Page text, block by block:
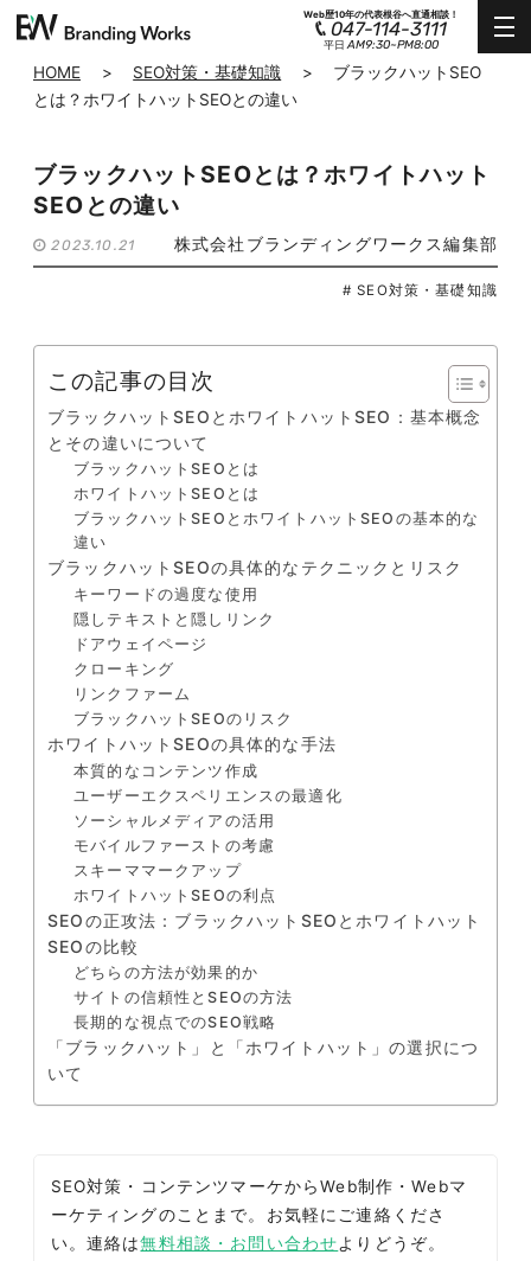
Web歴10年の代表根谷へ直通相談！
047-114-3111
平日AM9:30~PM8:00
HOME > SEO対策・基礎知識 >
ブラックハットSEO
とは？ホワイトハットSEOとの違い
ブラックハットSEOとは？ホワイトハット
SEOとの違い
2023.10.21 株式会社ブランディングワークス編集部
# SEO対策・基礎知識
この記事の目次
ブラックハットSEOとホワイトハットSEO：基本概念
とその違いについて
ブラックハットSEOとは
ホワイトハットSEOとは
ブラックハットSEOとホワイトハットSEOの基本的な
違い
ブラックハットSEOの具体的なテクニックとリスク
キーワードの過度な使用
隠しテキストと隠しリンク
ドアウェイページ
クローキング
リンクファーム
ブラックハットSEOのリスク
ホワイトハットSEOの具体的な手法
本質的なコンテンツ作成
ユーザーエクスペリエンスの最適化
ソーシャルメディアの活用
モバイルファーストの考慮
スキーママークアップ
ホワイトハットSEOの利点
SEOの正攻法：ブラックハットSEOとホワイトハット
SEOの比較
どちらの方法が効果的か
サイトの信頼性とSEOの方法
長期的な視点でのSEO戦略
「ブラックハット」と「ホワイトハット」の選択につ
いて
SEO対策・コンテンツマーケからWeb制作・Webマ
ーケティングのことまで。お気軽にご連絡くださ
い。連絡は無料相談・お問い合わせよりどうぞ。